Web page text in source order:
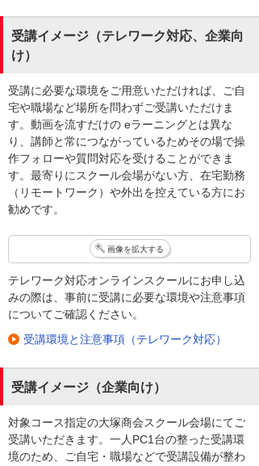
受講イメージ（テレワーク対応、企業向
け）
受講に必要な環境をご用意いただければ、ご自
宅や職場など場所を問わずご受講いただけま
す。動画を流すだけの eラーニングとは異な
り、講師と常につながっているためその場で操
作フォローや質問対応を受けることができま
す。最寄りにスクール会場がない方、在宅勤務
（リモートワーク）や外出を控えている方にお
勧めです。
画像を拡大する
テレワーク対応オンラインスクールにお申し込
みの際は、事前に受講に必要な環境や注意事項
についてご確認ください。
受講環境と注意事項（テレワーク対応）
受講イメージ（企業向け）
対象コース指定の大塚商会スクール会場にてご
受講いただきます。一人PC1台の整った受講環
境のため、ご自宅・職場などで受講設備が整わ